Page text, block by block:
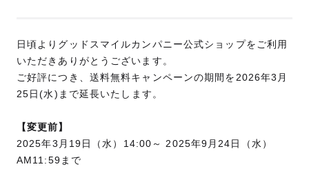
日頃よりグッドスマイルカンパニー公式ショップをご利用
いただきありがとうございます。
ご好評につき、送料無料キャンペーンの期間を2026年3月
25日(水)まで延長いたします。
【変更前】
2025年3月19日（水）14:00～ 2025年9月24日（水）
AM11:59まで